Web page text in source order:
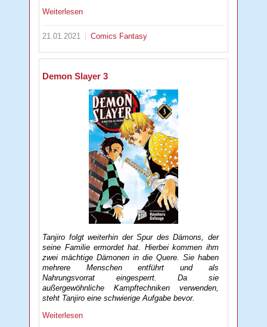
Weiterlesen
21.01.2021 Comics Fantasy
Demon Slayer 3
Tanjiro folgt weiterhin der Spur des Dämons, der
seine Familie ermordet hat. Hierbei kommen ihm
zwei mächtige Dämonen in die Quere. Sie haben
mehrere Menschen entführt und als
Nahrungsvorrat eingesperrt. Da sie
außergewöhnliche Kampftechniken verwenden,
steht Tanjiro eine schwierige Aufgabe bevor.
Weiterlesen